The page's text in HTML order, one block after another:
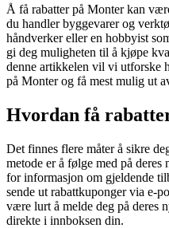
Å få rabatter på Monter kan
du handler byggevarer og
håndverker eller en hobbyist
gi deg muligheten til å kjøpe
denne artikkelen vil vi utforske
på Monter og få mest mulig ut
Hvordan få
Det finnes flere måter å sikre
metode er å følge med på
for informasjon om gjeldende
sende ut rabattkuponger via e-
være lurt å melde deg på deres
direkte i innboksen din.